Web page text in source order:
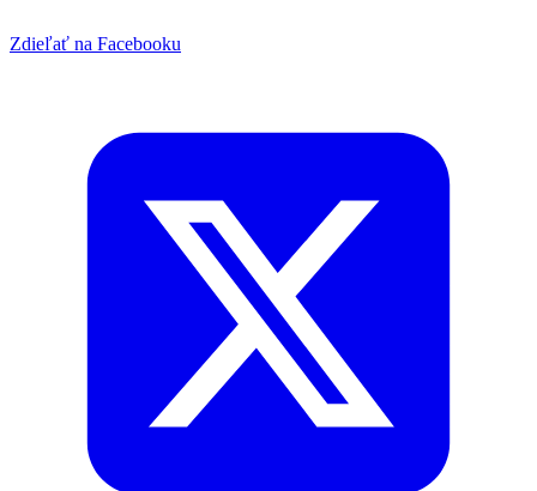
Zdieľať na Facebooku